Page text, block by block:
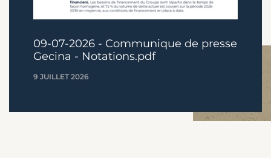
09-07-2026 - Communique de presse
Gecina - Notations.pdf
9 JUILLET 2026